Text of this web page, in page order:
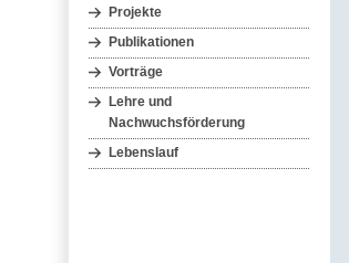
Projekte
Publikationen
Vorträge
Lehre und
Nachwuchsförderung
Lebenslauf